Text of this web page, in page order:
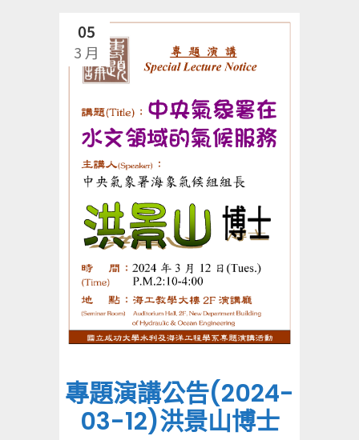
05
3 月
專題演講公告(2024-
03-12)洪景山博士